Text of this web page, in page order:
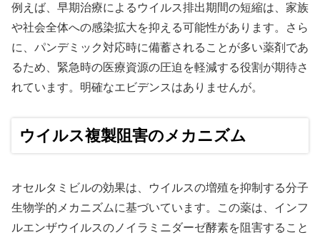
例えば、早期治療によるウイルス排出期間の短縮は、家族
や社会全体への感染拡大を抑える可能性があります。さら
に、パンデミック対応時に備蓄されることが多い薬剤であ
るため、緊急時の医療資源の圧迫を軽減する役割が期待さ
れています。明確なエビデンスはありませんが。
ウイルス複製阻害のメカニズム
オセルタミビルの効果は、ウイルスの増殖を抑制する分子
生物学的メカニズムに基づいています。この薬は、インフ
ルエンザウイルスのノイラミニダーゼ酵素を阻害すること